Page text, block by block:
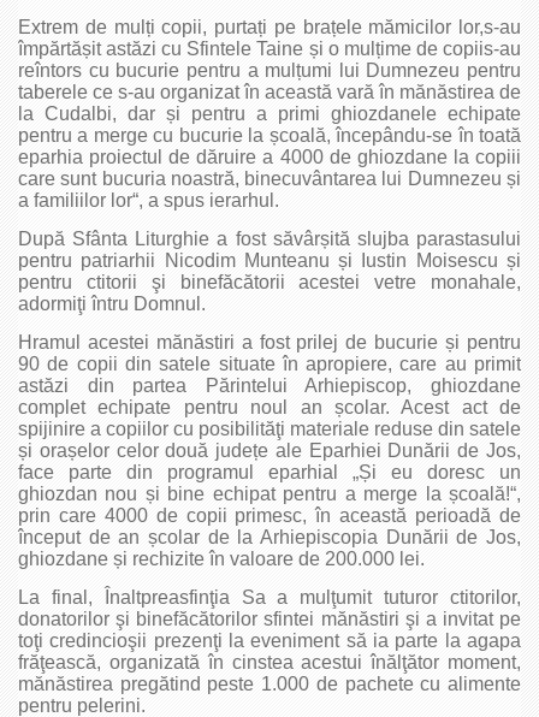
Extrem de mulți copii, purtați pe brațele mămicilor lor,s-au
împărtășit astăzi cu Sfintele Taine și o mulțime de copiis-au
reîntors cu bucurie pentru a mulțumi lui Dumnezeu pentru
taberele ce s-au organizat în această vară în mănăstirea de
la Cudalbi, dar și pentru a primi ghiozdanele echipate
pentru a merge cu bucurie la școală, începându-se în toată
eparhia proiectul de dăruire a 4000 de ghiozdane la copiii
care sunt bucuria noastră, binecuvântarea lui Dumnezeu și
a familiilor lor“, a spus ierarhul.
După Sfânta Liturghie a fost săvârșită slujba parastasului
pentru patriarhii Nicodim Munteanu și Iustin Moisescu și
pentru ctitorii şi binefăcătorii acestei vetre monahale,
adormiţi întru Domnul.
Hramul acestei mănăstiri a fost prilej de bucurie și pentru
90 de copii din satele situate în apropiere, care au primit
astăzi din partea Părintelui Arhiepiscop, ghiozdane
complet echipate pentru noul an școlar. Acest act de
spijinire a copiilor cu posibilităţi materiale reduse din satele
și orașelor celor două județe ale Eparhiei Dunării de Jos,
face parte din programul eparhial „Și eu doresc un
ghiozdan nou și bine echipat pentru a merge la școală!“,
prin care 4000 de copii primesc, în această perioadă de
început de an școlar de la Arhiepiscopia Dunării de Jos,
ghiozdane și rechizite în valoare de 200.000 lei.
La final, Înaltpreasfinţia Sa a mulţumit tuturor ctitorilor,
donatorilor şi binefăcătorilor sfintei mănăstiri şi a invitat pe
toţi credincioşii prezenţi la eveniment să ia parte la agapa
frăţească, organizată în cinstea acestui înălţător moment,
mănăstirea pregătind peste 1.000 de pachete cu alimente
pentru pelerini.